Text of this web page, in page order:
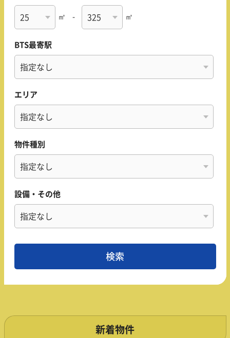
㎡ - ㎡
BTS最寄駅
エリア
物件種別
設備・その他
新着物件